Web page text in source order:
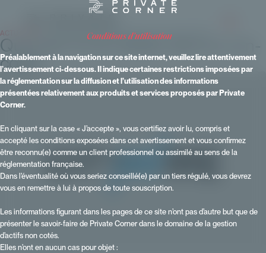
conditions d'utilisation
Préalablement à la navigation sur ce site internet, veuillez lire attentivement
l’avertissement ci-dessous. Il indique certaines restrictions imposées par
la réglementation sur la diffusion et l’utilisation des informations
présentées relativement aux produits et services proposés par Private
Corner.
En cliquant sur la case « J’accepte », vous certifiez avoir lu, compris et
accepté les conditions exposées dans cet avertissement et vous confirmez
être reconnu(e) comme un client professionnel ou assimilé au sens de la
réglementation française.
Dans l’éventualité où vous seriez conseillé(e) par un tiers régulé, vous devrez
vous en remettre à lui à propos de toute souscription.
Les informations figurant dans les pages de ce site n’ont pas d’autre but que de
présenter le savoir-faire de Private Corner dans le domaine de la gestion
d’actifs non cotés.
Elles n’ont en aucun cas pour objet :
ACTUALITÉS - Publié le 03 mars 2025 - Mise à jour le 23 janvier 2026
Quid des fonds dédiés dans le non-
coté?